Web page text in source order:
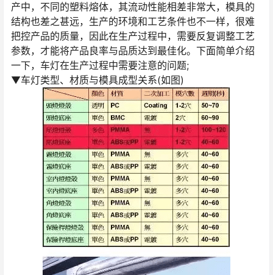
产中，不同的塑料熔体，其流动性能相差非常大，模具的
结构也差之甚远，生产的环境和工艺条件也不一样，很难
把控产品的质量，因此在生产过程中，需要反复调整工艺
参数，才能将产品良率与品质达到最佳化。下面简单介绍
一下，车灯在生产过程中需要注意的问题;
▼车灯类型、材质与模具成型关系(如图)